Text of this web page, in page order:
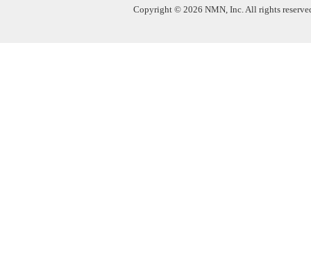
Copyright © 2026 NMN, Inc. All rights